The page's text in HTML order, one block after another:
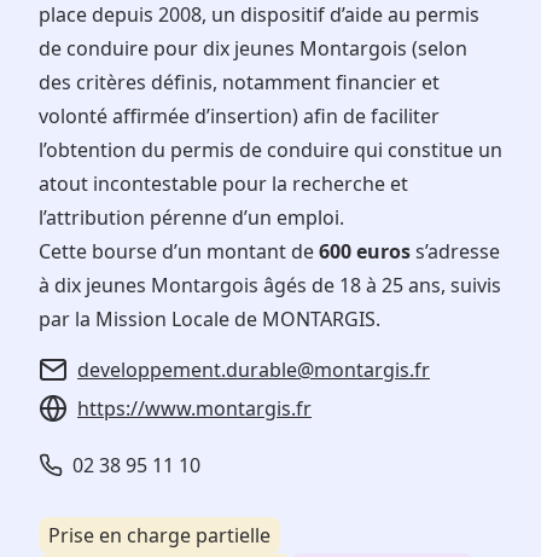
place depuis 2008, un dispositif d’aide au permis
de conduire pour dix jeunes Montargois (selon
des critères définis, notamment financier et
volonté affirmée d’insertion) afin de faciliter
l’obtention du permis de conduire qui constitue un
atout incontestable pour la recherche et
l’attribution pérenne d’un emploi.
Cette bourse d’un montant de600 euross’adresse
à dix jeunes Montargois âgés de 18 à 25 ans, suivis
par la Mission Locale de MONTARGIS.
developpement.durable@montargis.fr
https://www.montargis.fr
02 38 95 11 10
Prise en charge partielle